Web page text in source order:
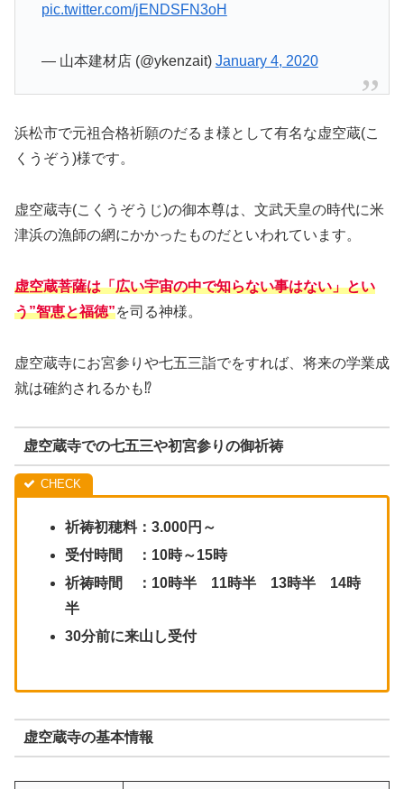
pic.twitter.com/jENDSFN3oH
— 山本建材店 (@ykenzait) January 4, 2020
浜松市で元祖合格祈願のだるま様として有名な虚空蔵(こ
くうぞう)様です。
虚空蔵寺(こくうぞうじ)の御本尊は、文武天皇の時代に米
津浜の漁師の網にかかったものだといわれています。
虚空蔵菩薩は「広い宇宙の中で知らない事はない」とい
う”智恵と福徳”を司る神様。
虚空蔵寺にお宮参りや七五三詣でをすれば、将来の学業成
就は確約されるかも⁉
虚空蔵寺での七五三や初宮参りの御祈祷
祈祷初穂料：3.000円～
受付時間 ：10時～15時
祈祷時間 ：10時半 11時半 13時半 14時
半
30分前に来山し受付
虚空蔵寺の基本情報